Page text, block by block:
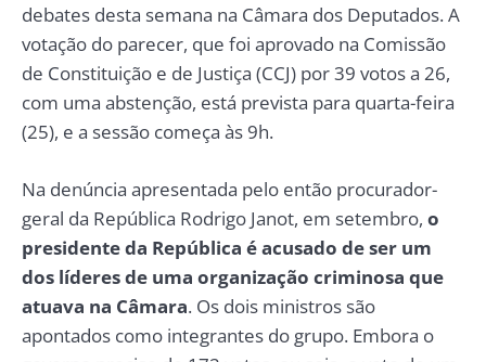
debates desta semana na Câmara dos Deputados. A
votação do parecer, que foi aprovado na Comissão
de Constituição e de Justiça (CCJ) por 39 votos a 26,
com uma abstenção, está prevista para quarta-feira
(25), e a sessão começa às 9h.
Na denúncia apresentada pelo então procurador-
geral da República Rodrigo Janot, em setembro, o
presidente da República é acusado de ser um
dos líderes de uma organização criminosa que
atuava na Câmara. Os dois ministros são
apontados como integrantes do grupo. Embora o